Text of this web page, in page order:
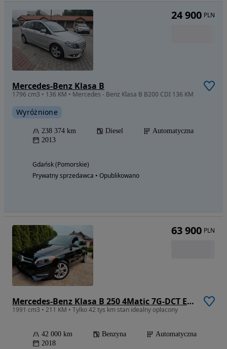
Mercedes-Benz Klasa B
1796 cm3 • 136 KM • Mercedes - Benz Klasa B B200 CDI 136 KM
Wyróżnione
238 374 km Diesel
Automatyczna
2013
Gdańsk (Pomorskie)
Prywatny sprzedawca • Opublikowano
24 900 PLN
Mercedes-Benz Klasa B 250 4Matic 7G-DCT Edition
1991 cm3 • 211 KM • Tylko 42 tys km stan idealny opłacony
42 000 km Benzyna
Automatyczna
2018
63 900 PLN